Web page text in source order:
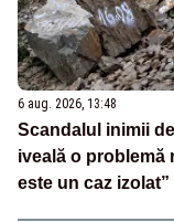
6 aug. 2026, 13:48
Scandalul inimii
iveală o problemă
este un caz izolat”